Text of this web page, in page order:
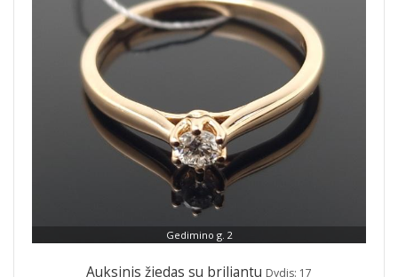
Gedimino g. 2
Auksinis žiedas su briliantu Dydis: 17